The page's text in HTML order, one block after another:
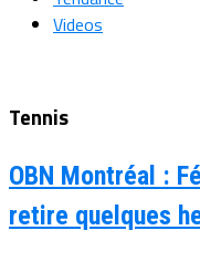
Videos
Tennis
OBN Montréal :
retire quelques